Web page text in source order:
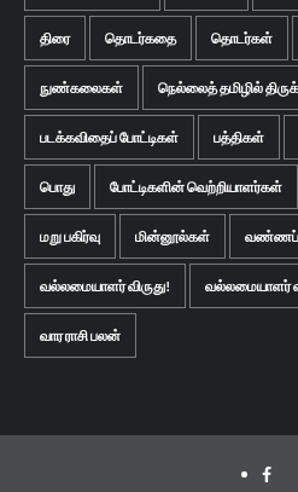
திரை தொடர்கதை தொடர்கள்
நுண்கலைகள் நெல்லைத் தமிழில்
படக்கவிதைப் போட்டிகள் பத்திகள்
பொது போட்டிகளின் வெற்றியாளர்கள்
மறு பகிர்வு மின்னூல்கள் வண்ணப்
வல்லமையாளர் விருது! வல்லமையாளர்
வார ராசி பலன்